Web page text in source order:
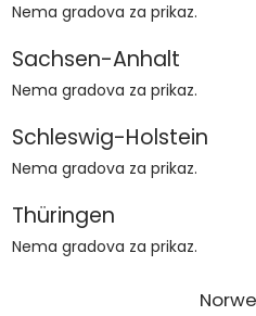
Nema gradova za prikaz.
Sachsen-Anhalt
Nema gradova za prikaz.
Schleswig-Holstein
Nema gradova za prikaz.
Thüringen
Nema gradova za prikaz.